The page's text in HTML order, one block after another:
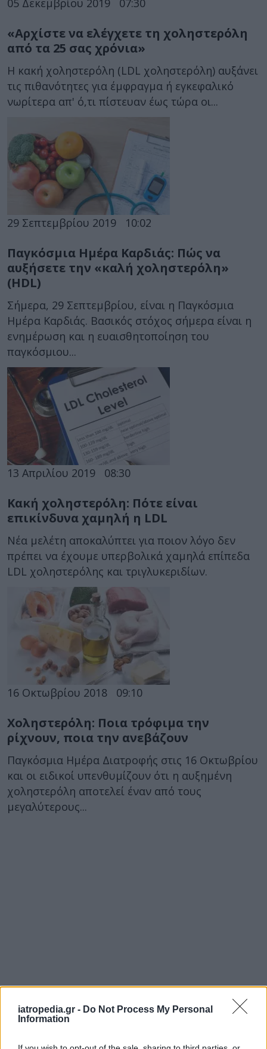
iatropedia.gr - Do Not Process My Personal
Information
05 Δεκεμβρίου 2019 07:30
«Αρχίστε να ελέγχετε τη χοληστερόλη
από τα 25 σας χρόνια»
Η κακή χοληστερόλη (LDL χοληστερόλη) αυξάνει
τις πιθανότητες για έμφραγμα ή εγκεφαλικό
νωρίτερα απ' ό,τι πίστευαν έως τώρα οι...
29 Σεπτεμβρίου 2019 10:02
Παγκόσμια Ημέρα Καρδιάς: Πώς να
αυξήσετε την «καλή χοληστερόλη»
(HDL)
Σήμερα, 29 Σεπτεμβρίου, είναι η Παγκόσμια
Ημέρα Καρδιάς. Βασικός στόχος σήμερα είναι η
ενημέρωση και η ευαισθητοποίηση του
παγκόσμιου...
13 Απριλίου 2019 08:30
Κακή χοληστερόλη: Πότε είναι
επικίνδυνα χαμηλή η LDL
Νέα μελέτη αποκαλύπτει για ποιον λόγο δεν
πρέπει να έχουμε υπερβολικά χαμηλά επίπεδα
LDL χοληστερόλης και τριγλυκεριδίων.
16 Οκτωβρίου 2018 09:10
Χοληστερόλη: Ποια τρόφιμα την
ρίχνουν, ποια την ανεβάζουν
Παγκόσμια Ημέρα Διατροφής στις 16 Οκτωβρίου
και οι ειδικοί υπενθυμίζουν ότι η αυξημένη
χοληστερόλη αποτελεί έναν από τους
μεγαλύτερους...